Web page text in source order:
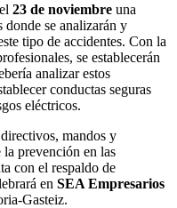
23 de noviembre una
donde se analizarán y
tipo de accidentes. Con la
se establecerán
analizar estos
conductas seguras
eléctricos.
mandos y
la prevención en las
con el respaldo de
en SEA Empresarios
Gasteiz.